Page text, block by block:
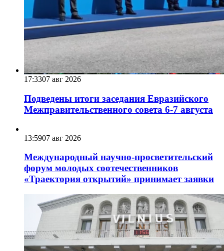
17:3307 авг 2026
Подведены итоги заседания Евразийского
Межправительственного совета 6-7 августа
13:5907 авг 2026
Международный научно-просветительский
форум молодых соотечественников
«Траектория открытий» принимает заявки